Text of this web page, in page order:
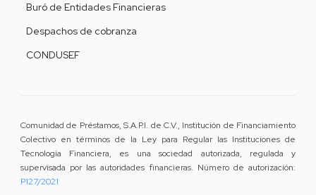
Buró de Entidades Financieras
Despachos de cobranza
CONDUSEF
Comunidad de Préstamos, S.A.P.I. de C.V., Institución de Financiamiento
Colectivo en términos de la Ley para Regular las Instituciones de
Tecnología Financiera, es una sociedad autorizada, regulada y
supervisada por las autoridades financieras. Número de autorización:
P127/2021